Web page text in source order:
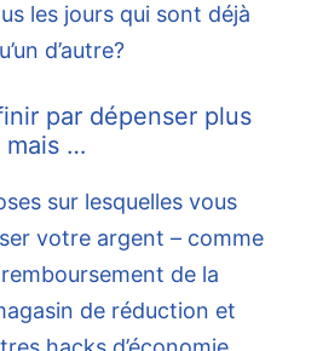
les jours qui sont déjà
d’autre?
par dépenser plus
mais …
sur lesquelles vous
votre argent – comme
remboursement de la
de réduction et